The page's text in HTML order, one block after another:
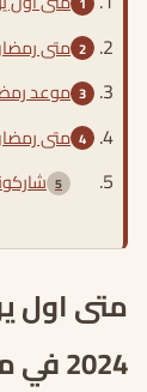
متى رمضان 2024 في
موعد رمضان
متى رمضان 2024 في
2024 في مصر الجزائر المغرب